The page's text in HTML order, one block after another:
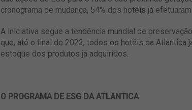
cronograma de mudança, 54% dos hotéis já
A iniciativa segue a tendência mundial de
que, até o final de 2023, todos os hotéis da Atlantica
estoque dos produtos já adquiridos.
O PROGRAMA DE ESG DA ATLANTICA